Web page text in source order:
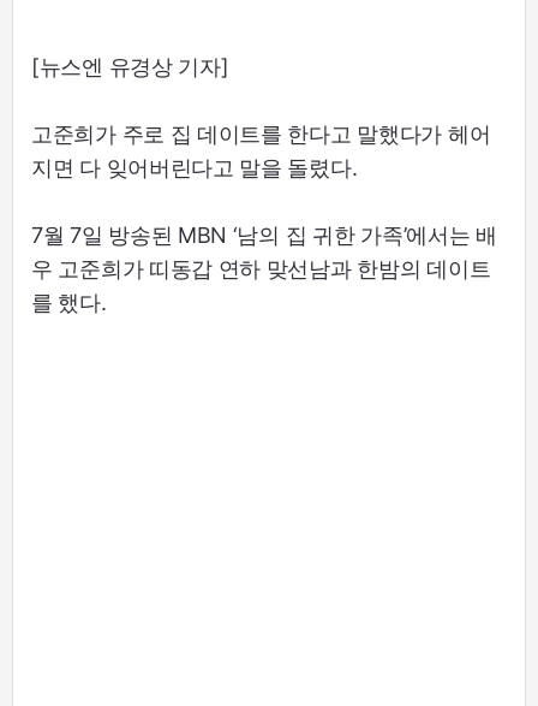
[뉴스엔 유경상 기자]
고준희가 주로 집 데이트를 한다고 말했다가 헤어
지면 다 잊어버린다고 말을 돌렸다.
7월 7일 방송된 MBN ‘남의 집 귀한 가족’에서는 배
우 고준희가 띠동갑 연하 맞선남과 한밤의 데이트
를 했다.